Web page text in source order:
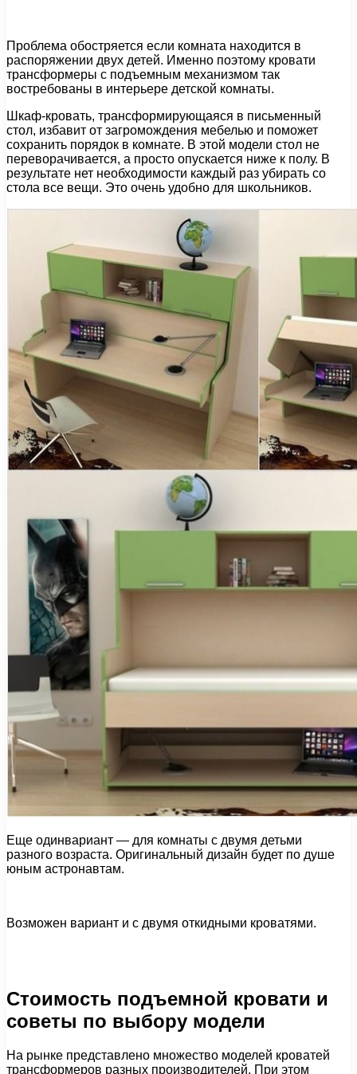
Проблема обостряется если комната находится в
распоряжении двух детей. Именно поэтому кровати
трансформеры с подъемным механизмом так
востребованы в интерьере детской комнаты.
Шкаф-кровать, трансформирующаяся в письменный
стол, избавит от загромождения мебелью и поможет
сохранить порядок в комнате. В этой модели стол не
переворачивается, а просто опускается ниже к полу. В
результате нет необходимости каждый раз убирать со
стола все вещи. Это очень удобно для школьников.
Еще одинвариант — для комнаты с двумя детьми
разного возраста. Оригинальный дизайн будет по душе
юным астронавтам.
Возможен вариант и с двумя откидными кроватями.
Стоимость подъемной кровати и
советы по выбору модели
На рынке представлено множество моделей кроватей
трансформеров разных производителей. При этом